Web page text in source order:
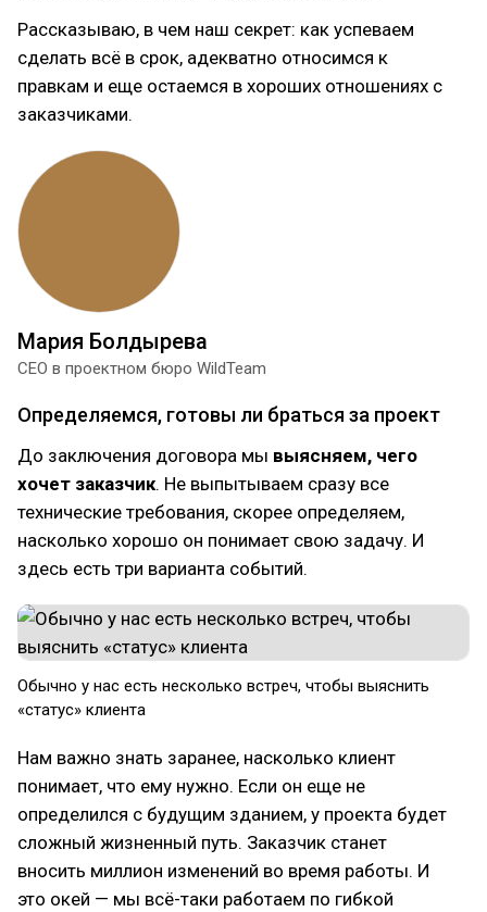
Рассказываю, в чем наш секрет: как успеваем
сделать всё в срок, адекватно относимся к
правкам и еще остаемся в хороших отношениях с
заказчиками.
Мария Болдырева
СЕО в проектном бюро WildTeam
Определяемся, готовы ли браться за проект
До заключения договора мы выясняем, чего
хочет заказчик. Не выпытываем сразу все
технические требования, скорее определяем,
насколько хорошо он понимает свою задачу. И
здесь есть три варианта событий.
Обычно у нас есть несколько встреч, чтобы выяснить
«статус» клиента
Нам важно знать заранее, насколько клиент
понимает, что ему нужно. Если он еще не
определился с будущим зданием, у проекта будет
сложный жизненный путь. Заказчик станет
вносить миллион изменений во время работы. И
это окей — мы всё-таки работаем по гибкой